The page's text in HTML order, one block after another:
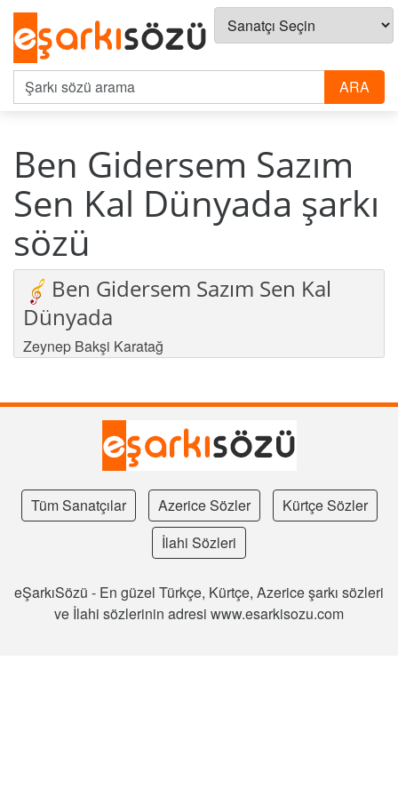
Ben Gidersem Sazım
Sen Kal Dünyada şarkı
sözü
Ben Gidersem Sazım Sen Kal
Dünyada
Zeynep Bakşi Karatağ
Tüm Sanatçılar Azerice Sözler
Kürtçe Sözler
İlahi Sözleri
eŞarkıSözü - En güzel Türkçe, Kürtçe, Azerice şarkı sözleri
ve İlahi sözlerinin adresi www.esarkisozu.com